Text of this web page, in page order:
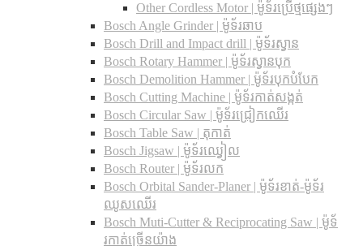
Other Cordless Motor | ម៉ូទ័រប្រើថ្មផ្សេងៗ
Bosch Angle Grinder | ម៉ូទ័រឆាប
Bosch Drill and Impact drill | ម៉ូទ័រស្វាន
Bosch Rotary Hammer | ម៉ូទ័រស្វានបុក
Bosch Demolition Hammer | ម៉ូទ័របុកបំបែក
Bosch Cutting Machine | ម៉ូទ័រកាត់សង្កត់
Bosch Circular Saw | ម៉ូទ័រជ្រៀកឈើរ
Bosch Table Saw | តុកាត់
Bosch Jigsaw | ម៉ូទ័រឈ្វៀល
Bosch Router | ម៉ូទ័រលក
Bosch Orbital Sander-Planer​ | ម៉ូទ័រខាត់-ម៉ូទ័រ
ឈូសឈើរ
Bosch Muti-Cutter & Reciprocating Saw​ | ម៉ូទ័
រកាត់ច្រើនយ៉ាង